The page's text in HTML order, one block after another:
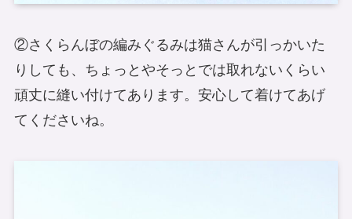
②さくらんぼの編みぐるみは猫さんが引っかいた
りしても、ちょっとやそっとでは取れないくらい
頑丈に縫い付けてあります。安心して着けてあげ
てくださいね。